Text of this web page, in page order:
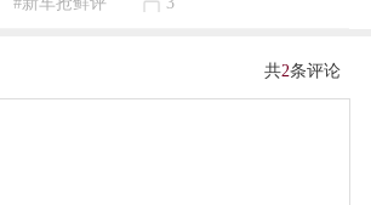
共2条评论